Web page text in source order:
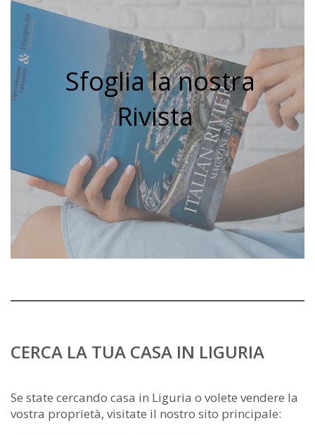
Sfoglia la nostra
Rivista
CERCA LA TUA CASA IN LIGURIA
Se state cercando casa in Liguria o volete vendere la
vostra proprietà, visitate il nostro sito principale: